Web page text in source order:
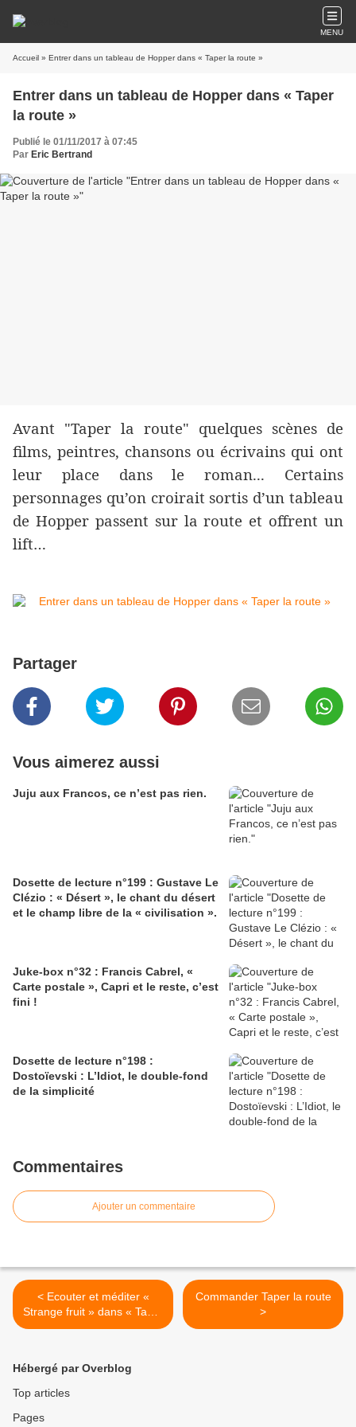
MENU
Accueil » Entrer dans un tableau de Hopper dans « Taper la route »
Entrer dans un tableau de Hopper dans « Taper
la route »
Publié le 01/11/2017 à 07:45
Par Eric Bertrand
Avant "Taper la route" quelques scènes de
films, peintres, chansons ou écrivains qui ont
leur place dans le roman... Certains
personnages qu’on croirait sortis d’un tableau
de Hopper passent sur la route et offrent un
lift…
Partager
Vous aimerez aussi
Juju aux Francos, ce n’est pas rien.
Dosette de lecture n°199 : Gustave Le
Clézio : « Désert », le chant du désert
et le champ libre de la « civilisation ».
Juke-box n°32 : Francis Cabrel, «
Carte postale », Capri et le reste, c’est
fini !
Dosette de lecture n°198 :
Dostoïevski : L’Idiot, le double-fond
de la simplicité
Commentaires
Ajouter un commentaire
< Ecouter et méditer «
Strange fruit » dans « Taper
la route »
Commander Taper la route
>
Hébergé par Overblog
Top articles
Pages